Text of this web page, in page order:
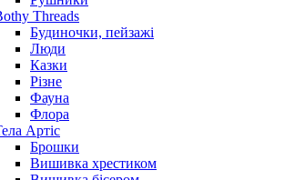
Threads
Будиночки, пейзажі
Люди
Казки
Різне
Фауна
Флора
Артіс
Брошки
Вишивка хрестиком